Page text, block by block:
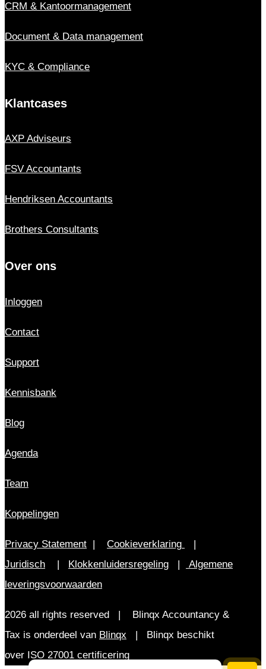
CRM & Kantoor­management
Document & Data management
KYC & Compliance
Klantcases
AXP Adviseurs
FSV Accountants
Hendriksen Accountants
Brothers Consultants
Over ons
Inloggen
Contact
Support
Kennisbank
Blog
Agenda
Team
Koppelingen
Privacy Statement | Cookieverklaring
|
Juridisch | Klokkenluidersregeling |
Algemene
leveringsvoorwaarden
2026 all rights reserved | Blinqx Accountancy &
Tax is onderdeel van Blinqx | Blinqx beschikt
over ISO 27001 certificering